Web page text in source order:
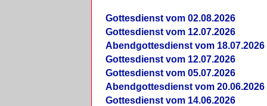
Gottesdienst vom 02.08.2026
Gottesdienst vom 12.07.2026
Abendgottesdienst vom 18.07.2026
Gottesdienst vom 12.07.2026
Gottesdienst vom 05.07.2026
Abendgottesdienst vom 20.06.2026
Gottesdienst vom 14.06.2026